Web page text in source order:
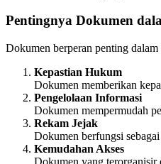
Pentingnya Dokumen
Dokumen berperan penting
Kepastian Hukum
Dokumen memberikan
Pengelolaan Informasi
Dokumen mempermudah
Rekam Jejak
Dokumen berfungsi
Kemudahan Akses
Dokumen yang terorganisir